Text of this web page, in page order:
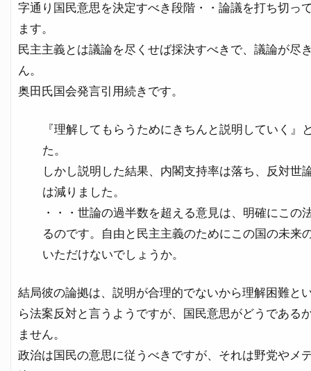
字通り国民意思を決定すべき段階・・論議を打ち切っ
ます。
民主主義とは議論を尽くせば採決すべきで、議論が尽
ん。
奥田氏国会発言引用続きです。
『理解してもらうためにきちんと説明していく
た。
しかし説明した結果、内閣支持率は落ち、反対世
は減りました。
・・・世論の過半数を超える意見は、明確にこ
るのです。自由と民主主義のためにこの国の未来
いただけないでしょうか。
結局彼の論拠は、説明が合理的でないから理解困難と
ら法案反対と言うようですが、国民意思がどうである
ません。
政治は国民の意思に従うべきですが、それは野党やメ